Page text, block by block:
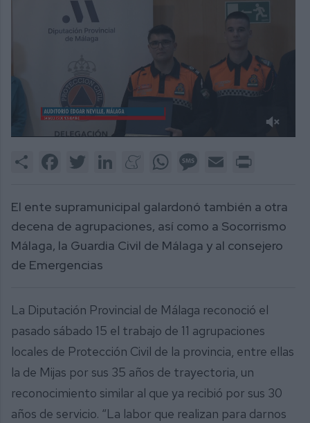
2
Share FacebookTwitter LinkedInMeneameWhatsAppMessage
Email
El ente supramunicipal galardonó también a otra
decena de agrupaciones, así como a Socorrismo
Málaga, la Guardia Civil de Málaga y al consejero
de Emergencias
La Diputación Provincial de Málaga reconoció el
pasado sábado 15 el trabajo de 11 agrupaciones
locales de Protección Civil de la provincia, entre ellas
la de Mijas por sus 35 años de trayectoria, un
reconocimiento similar al que ya recibió por sus 30
años de servicio. “La labor que realizan para darnos